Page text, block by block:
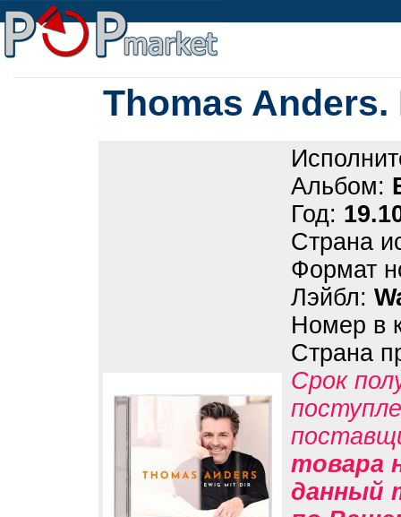
Thomas Anders.
Альбом:
Год:
Страна
Формат
Лэйбл:
Номер в
Страна
Срок
товара
данный